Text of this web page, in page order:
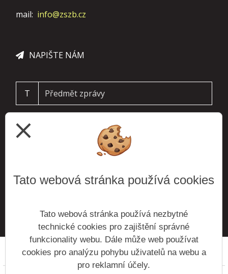
mail: info@zszb.cz
NAPIŠTE NÁM
T
ODESLAT
Prohlášení o přístupnosti Mapa webu Cookies
close
Tato webová stránka používá cookies
Tato webová stránka používá nezbytné
technické cookies pro zajištění správné
funkcionality webu. Dále může web používat
cookies pro analýzu pohybu uživatelů na webu a
pro reklamní účely.